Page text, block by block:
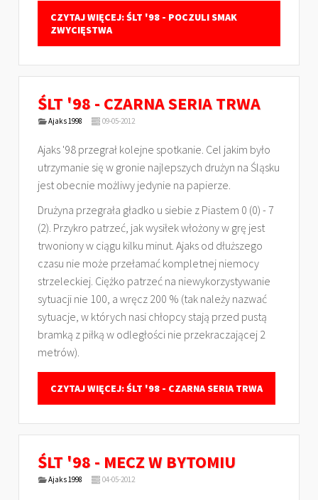
CZYTAJ WIĘCEJ: ŚLT '98 - POCZULI SMAK
ZWYCIĘSTWA
ŚLT '98 - CZARNA SERIA TRWA
Ajaks 1998 09-05-2012
Ajaks '98 przegrał kolejne spotkanie. Cel jakim było
utrzymanie się w gronie najlepszych drużyn na Śląsku
jest obecnie możliwy jedynie na papierze.
Drużyna przegrała gładko u siebie z Piastem 0 (0) - 7
(2). Przykro patrzeć, jak wysiłek włożony w grę jest
trwoniony w ciągu kilku minut. Ajaks od dłuższego
czasu nie może przełamać kompletnej niemocy
strzeleckiej. Ciężko patrzeć na niewykorzystywanie
sytuacji nie 100, a wręcz 200 % (tak należy nazwać
sytuacje, w których nasi chłopcy stają przed pustą
bramką z piłką w odległości nie przekraczającej 2
metrów).
CZYTAJ WIĘCEJ: ŚLT '98 - CZARNA SERIA TRWA
ŚLT '98 - MECZ W BYTOMIU
Ajaks 1998 04-05-2012